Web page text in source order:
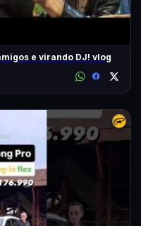
e virando DJ! vlog